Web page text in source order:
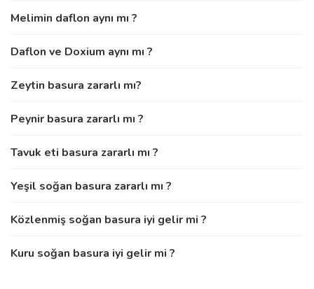
Melimin daflon aynı mı ?
Daflon ve Doxium aynı mı ?
Zeytin basura zararlı mı?
Peynir basura zararlı mı ?
Tavuk eti basura zararlı mı ?
Yeşil soğan basura zararlı mı ?
Közlenmiş soğan basura iyi gelir mi ?
Kuru soğan basura iyi gelir mi ?